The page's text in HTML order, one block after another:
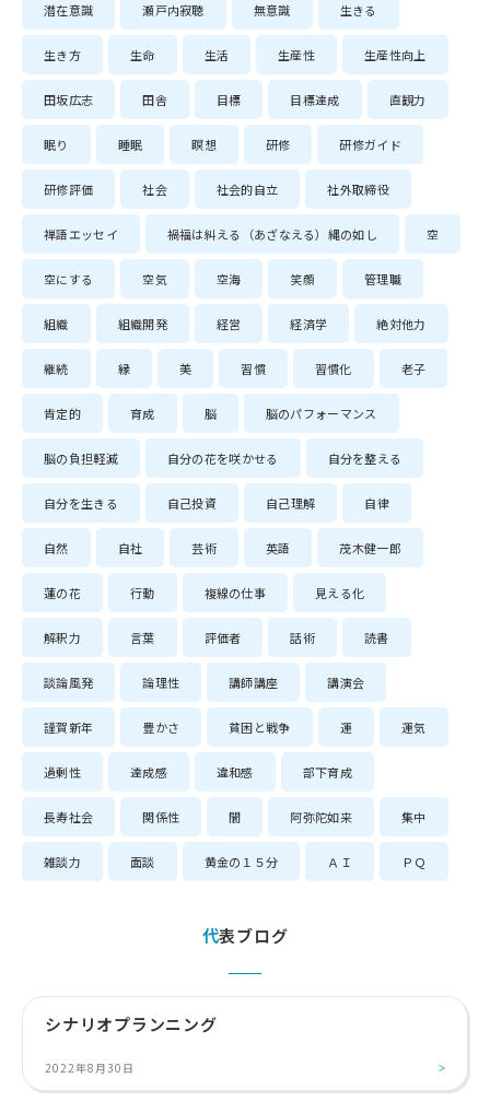
潜在意識 瀬戸内寂聴 無意識 生きる
生き方 生命 生活 生産性 生産性向上
田坂広志 田舎 目標 目標達成 直観力
眠り 睡眠 瞑想 研修 研修ガイド
研修評価 社会 社会的自立 社外取締役
禅語エッセイ 禍福は糾える（あざなえる）縄の如し 空
空にする 空気 空海 笑顔 管理職
組織 組織開発 経営 経済学 絶対他力
継続 縁 美 習慣 習慣化 老子
肯定的 育成 脳 脳のパフォーマンス
脳の負担軽減 自分の花を咲かせる 自分を整える
自分を生きる 自己投資 自己理解 自律
自然 自社 芸術 英語 茂木健一郎
蓮の花 行動 複線の仕事 見える化
解釈力 言葉 評価者 話術 読書
談論風発 論理性 講師講座 講演会
謹賀新年 豊かさ 貧困と戦争 運 運気
過剰性 達成感 違和感 部下育成
長寿社会 関係性 闇 阿弥陀如来 集中
雑談力 面談 黄金の１５分 ＡＩ ＰＱ
代表ブログ
シナリオプランニング
2022年8月30日